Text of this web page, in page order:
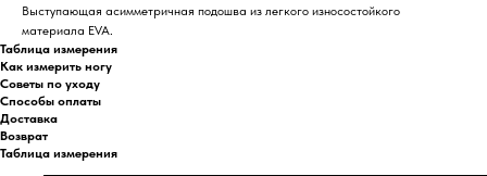
Выступающая асимметричная подошва из легкого износостойкого
материала EVA.
Таблица измерения
Как измерить ногу
Советы по уходу
Способы оплаты
Доставка
Возврат
Таблица измерения